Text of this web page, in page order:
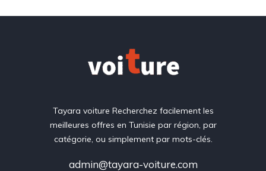
Tayara voiture Recherchez facilement les
meilleures offres en Tunisie par région, par
catégorie, ou simplement par mots-clés.
admin@tayara-voiture.com